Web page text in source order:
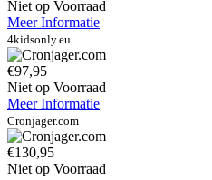
Niet op Voorraad
Meer Informatie
4kidsonly.eu
€97,95
Niet op Voorraad
Meer Informatie
Cronjager.com
€130,95
Niet op Voorraad